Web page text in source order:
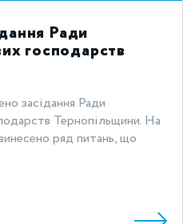
Ради
господарств
засідання Ради
Тернопільщини. На
ряд питань, що